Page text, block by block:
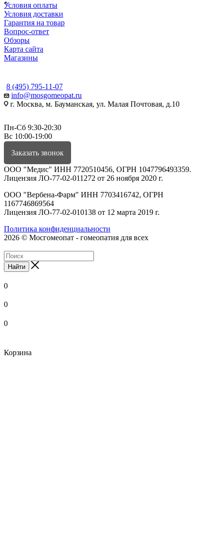
Условия оплаты
Условия доставки
Гарантия на товар
Вопрос-ответ
Обзоры
Карта сайта
Магазины
8 (495) 795-11-07
info@mosgomeopat.ru
г. Москва, м. Бауманская, ул. Малая Почтовая, д.10
Пн-Сб 9:30-20:30
Вс 10:00-19:00
Заказать звонок
ООО "Медис" ИНН 7720510456, ОГРН 1047796493359.
Лицензия ЛО-77-02-011272 от 26 ноября 2020 г.
ООО "Вербена-Фарм" ИНН 7703416742, ОГРН
1167746869564
Лицензия ЛО-77-02-010138 от 12 марта 2019 г.
Политика конфиденциальности
2026 © Мосгомеопат - гомеопатия для всех
Найти
0
0
0
Корзина